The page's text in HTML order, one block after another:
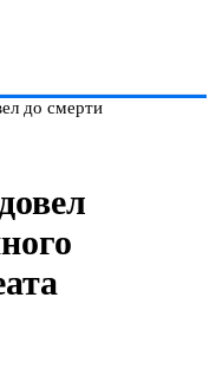
до смерти